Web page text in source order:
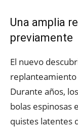
Una amplia
previamente
El nuevo
Durante años,
bolas espinosas
quistes latentes